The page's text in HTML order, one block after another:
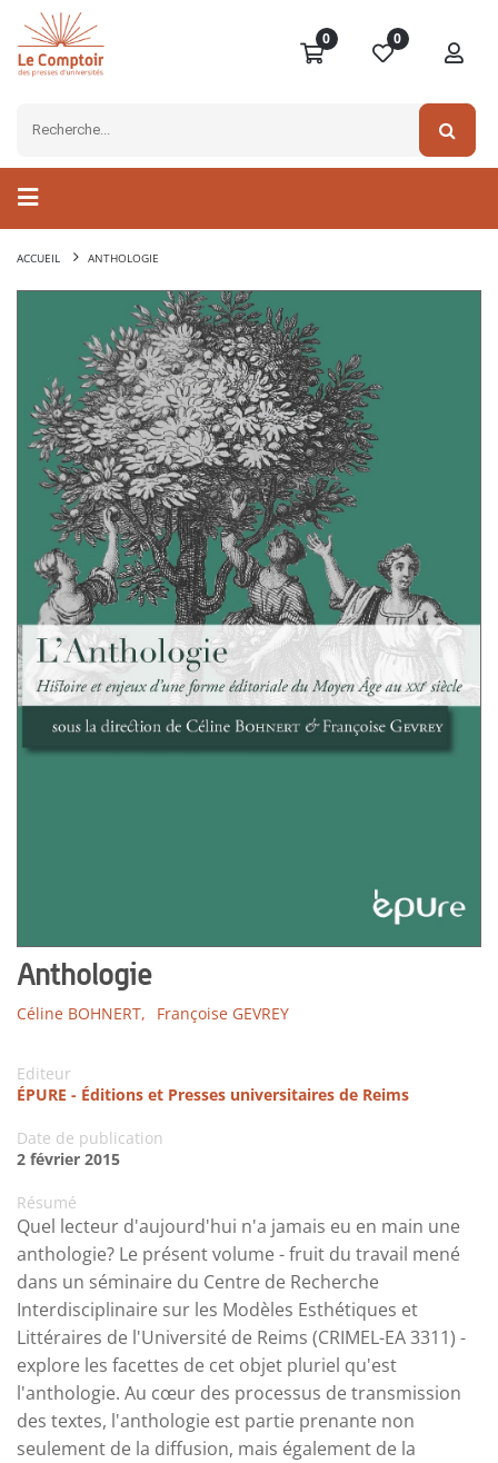
0 0
ACCUEIL ANTHOLOGIE
Anthologie
Céline BOHNERT, Françoise GEVREY
Editeur
ÉPURE - Éditions et Presses universitaires de Reims
Date de publication
2 février 2015
Résumé
Quel lecteur d'aujourd'hui n'a jamais eu en main une
anthologie? Le présent volume - fruit du travail mené
dans un séminaire du Centre de Recherche
Interdisciplinaire sur les Modèles Esthétiques et
Littéraires de l'Université de Reims (CRIMEL-EA 3311) -
explore les facettes de cet objet pluriel qu'est
l'anthologie. Au cœur des processus de transmission
des textes, l'anthologie est partie prenante non
seulement de la diffusion, mais également de la